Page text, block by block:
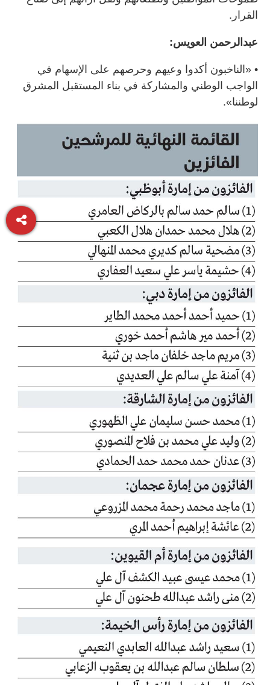
القرار.
عبدالرحمن العويس:
• «الناخبون أكدوا وعيهم وحرصهم على الإسهام في
الواجب الوطني والمشاركة في بناء المستقبل المشرق
لوطننا».